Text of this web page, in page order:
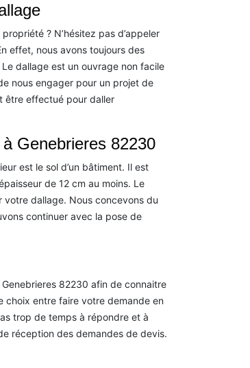
? N’hésitez pas d’appeler
effet, nous avons toujours des
dallage est un ouvrage non facile
nous engager pour un projet de
être effectué pour daller
Genebrieres 82230
est le sol d’un bâtiment. Il est
de 12 cm au moins. Le
votre dallage. Nous concevons du
continuer avec la pose de
82230 afin de connaitre
choix entre faire votre demande en
trop de temps à répondre et à
réception des demandes de devis.